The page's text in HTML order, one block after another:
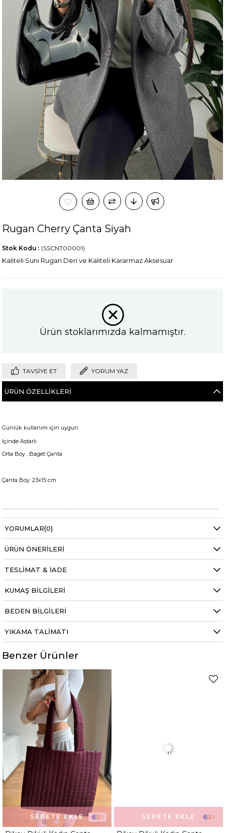
Rugan Cherry Çanta Siyah
(SSCNT00001)
Stok Kodu
Kaliteli Suni Rugan Deri ve Kaliteli Kararmaz Aksesuar
Ürün stoklarımızda kalmamıştır.
TAVSIYE ET YORUM YAZ
ÜRÜN ÖZELLIKLERI
Günlük kullanım için uygun
İçinde Astarlı
Orta Boy , Baget Çanta
Çanta Boy: 23x15 cm
Bel Normal Bel
Boy
Kumaş Tipi
Kalıp
Ortam Belirtilmemiş
YORUMLAR(0)
ÜRÜN ÖNERILERI
TESLIMAT & İADE
KUMAŞ BILGILERI
BEDEN BILGILERI
YIKAMA TALIMATI
Benzer Ürünler
1
SEPETE EKLE 1
SEPETE EKLE
okudum onay veriyorum.
Paylaştığım bilgilerin
KVKK kapsamında tarafınızca korunmasını, sms ve
WhatsApp üzerinden bilgilendirmeleri almayıkabul ediyorum.
Çevir Kazan